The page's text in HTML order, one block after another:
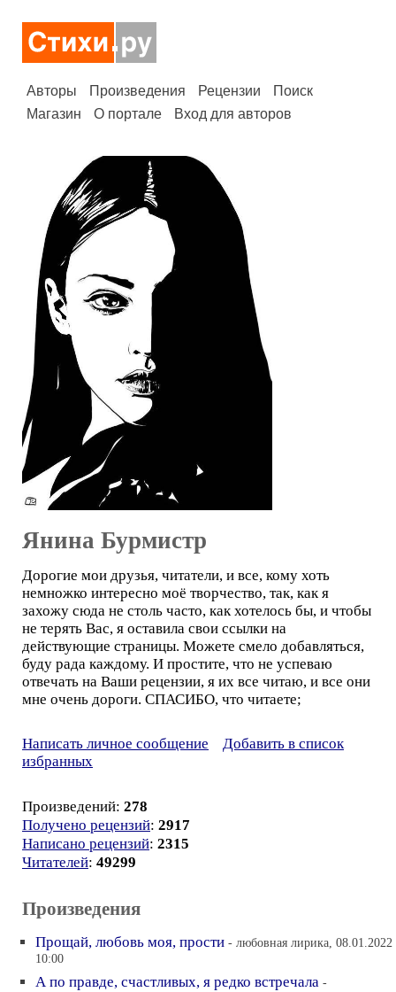
Авторы Произведения Рецензии
Поиск
Магазин
О портале Вход для авторов
Янина Бурмистр
Дорогие мои друзья, читатели, и все, кому хоть
немножко интересно моё творчество, так, как я
захожу сюда не столь часто, как хотелось бы, и чтобы
не терять Вас, я оставила свои ссылки на
действующие страницы. Можете смело добавляться,
буду рада каждому. И простите, что не успеваю
отвечать на Ваши рецензии, я их все читаю, и все они
мне очень дороги. СПАСИБО, что читаете;
Написать личное сообщение
Добавить в список
избранных
Произведений: 278
Получено рецензий: 2917
Написано рецензий: 2315
Читателей: 49299
Произведения
Прощай, любовь моя, прости - любовная лирика, 08.01.2022
10:00
А по правде, счастливых, я редко встречала -